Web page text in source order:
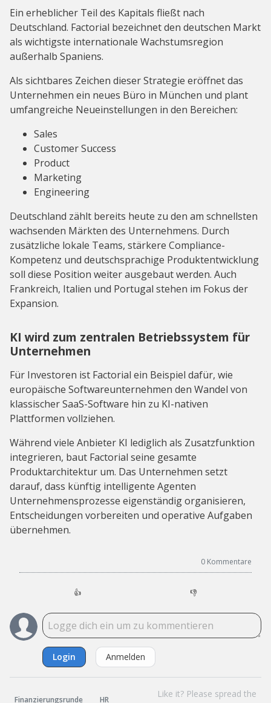
Ein erheblicher Teil des Kapitals fließt nach
Deutschland. Factorial bezeichnet den deutschen Markt
als wichtigste internationale Wachstumsregion
außerhalb Spaniens.
Als sichtbares Zeichen dieser Strategie eröffnet das
Unternehmen ein neues Büro in München und plant
umfangreiche Neueinstellungen in den Bereichen:
Sales
Customer Success
Product
Marketing
Engineering
Deutschland zählt bereits heute zu den am schnellsten
wachsenden Märkten des Unternehmens. Durch
zusätzliche lokale Teams, stärkere Compliance-
Kompetenz und deutschsprachige Produktentwicklung
soll diese Position weiter ausgebaut werden. Auch
Frankreich, Italien und Portugal stehen im Fokus der
Expansion.
KI wird zum zentralen Betriebssystem für
Unternehmen
Für Investoren ist Factorial ein Beispiel dafür, wie
europäische Softwareunternehmen den Wandel von
klassischer SaaS-Software hin zu KI-nativen
Plattformen vollziehen.
Während viele Anbieter KI lediglich als Zusatzfunktion
integrieren, baut Factorial seine gesamte
Produktarchitektur um. Das Unternehmen setzt
darauf, dass künftig intelligente Agenten
Unternehmensprozesse eigenständig organisieren,
Entscheidungen vorbereiten und operative Aufgaben
übernehmen.
0 Kommentare
👍 👎
Login Anmelden
Finanzierungsrunde HR
Like it? Please spread the